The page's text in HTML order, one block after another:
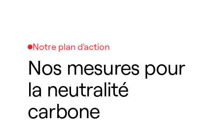
Notre plan d'action
Nos mesures pour
la neutralité
carbone